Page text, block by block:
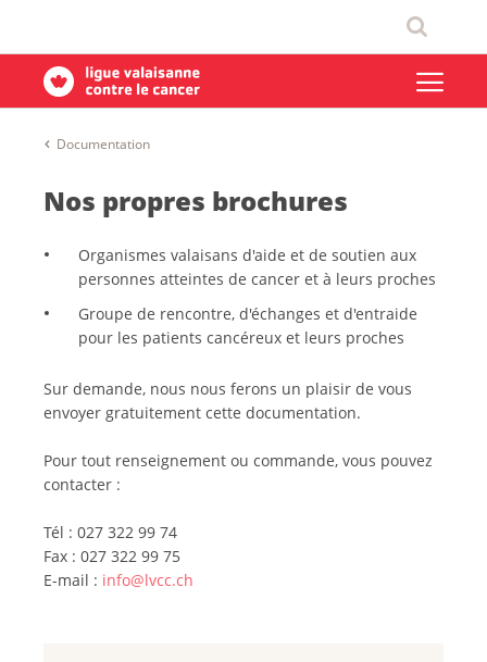
Documentation
Nos propres brochures
Organismes valaisans d'aide et de soutien aux
personnes atteintes de cancer et à leurs proches
Groupe de rencontre, d'échanges et d'entraide
pour les patients cancéreux et leurs proches
Sur demande, nous nous ferons un plaisir de vous
envoyer gratuitement cette documentation.
Pour tout renseignement ou commande, vous pouvez
contacter :
Tél : 027 322 99 74
Fax : 027 322 99 75
E-mail : info@lvcc.ch